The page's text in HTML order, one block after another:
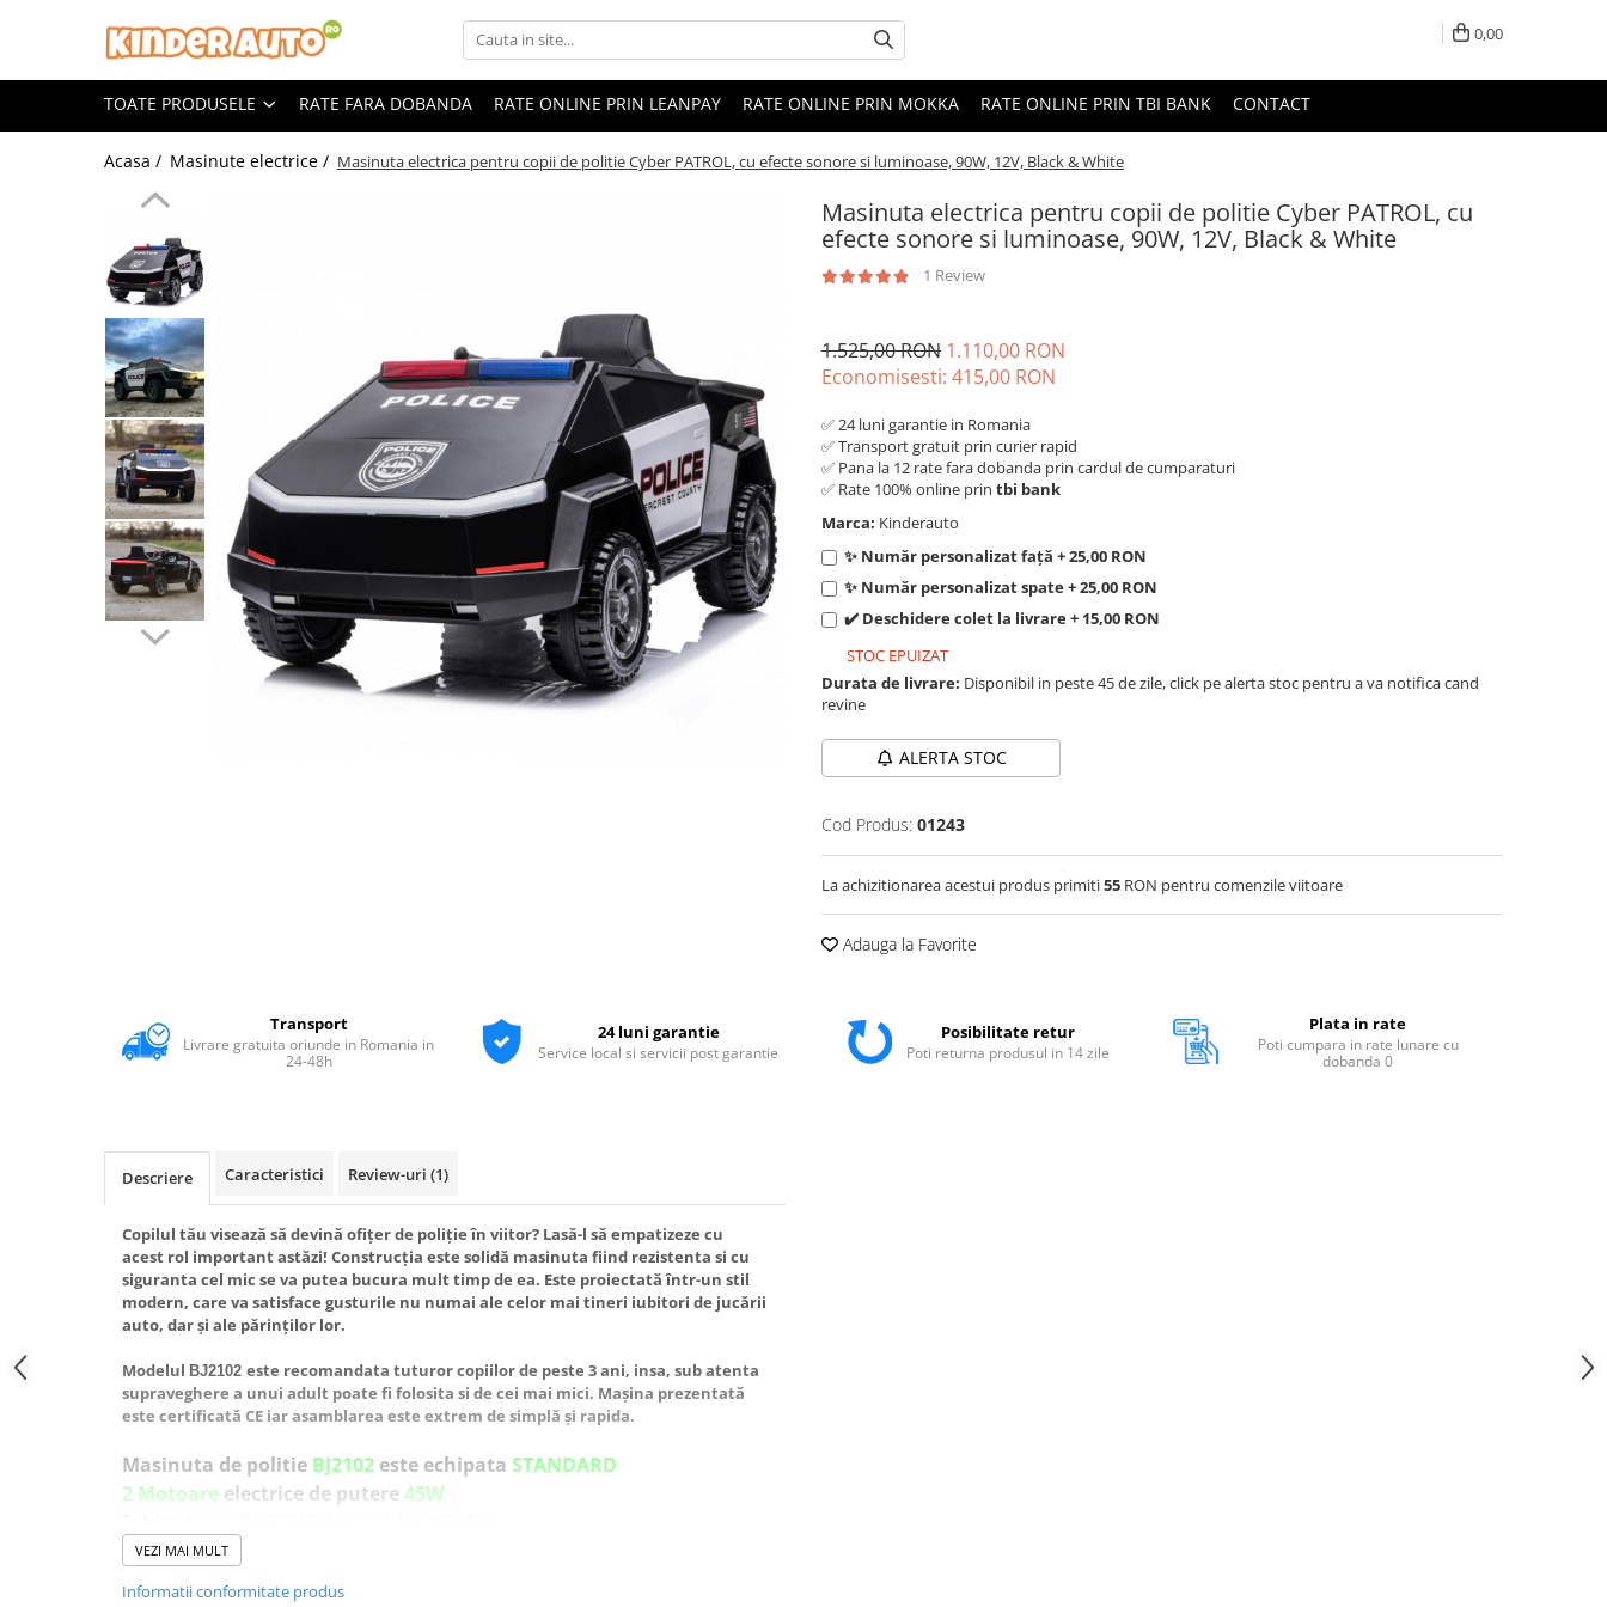
Toate Produsele
Produse in stoc
Masinute electrice
Motociclete electrice
Vehicule electrice adulti
Vehicule speciale copii
Motociclete Drift-Trike
Masinute electrice Mercedes
Masinute electrice tip SUV
Piese & Accesorii
Jucarii RC cu telecomanda
0,00
TOATE PRODUSELE RATE FARA DOBANDA RATE ONLINE PRIN LEANPAY RATE ONLINE PRIN MOKKA RATE ONLINE PRIN TBI BANK CONTACT
Acasa / Masinute electrice / Masinuta electrica pentru copii de politie Cyber PATROL, cu efecte sonore si luminoase, 90W, 12V, Black & White
Masinuta electrica pentru copii de politie Cyber PATROL, cu
efecte sonore si luminoase, 90W, 12V, Black & White
1 Review
1.525,00 RON 1.110,00 RON
Economisesti: 415,00 RON
✅ 24 luni garantie in Romania
✅ Transport gratuit prin curier rapid
✅ Pana la 12 rate fara dobanda prin cardul de cumparaturi
✅ Rate 100% online prin tbi bank
Marca: Kinderauto
✨ Număr personalizat față + 25,00 RON
✨ Număr personalizat spate + 25,00 RON
✔️ Deschidere colet la livrare + 15,00 RON
STOC EPUIZAT
Durata de livrare: Disponibil in peste 45 de zile, click pe alerta stoc pentru a va notifica cand
revine
ALERTA STOC
Cod Produs: 01243
La achizitionarea acestui produs primiti55 RON pentru comenzile viitoare
Adauga la Favorite
Transport
Livrare gratuita oriunde in Romania in
24-48h
24 luni garantie
Service local si servicii post garantie
Posibilitate retur
Poti returna produsul in 14 zile
Plata in rate
Poti cumpara in rate lunare cu
dobanda 0
Descriere Caracteristici Review-uri (1)
Copilul tău visează să devină ofițer de poliție în viitor? Lasă-l să empatizeze cu
acest rol important astăzi! Construcția este solidă masinuta fiind rezistenta si cu
siguranta cel mic se va putea bucura mult timp de ea. Este proiectată într-un stil
modern, care va satisface gusturile nu numai ale celor mai tineri iubitori de jucării
auto, dar și ale părinților lor.
Modelul BJ2102 este recomandata tuturor copiilor de peste 3 ani, insa, sub atenta
supraveghere a unui adult poate fi folosita si de cei mai mici. Mașina prezentată
este certificată CE iar asamblarea este extrem de simplă și rapida.
Masinuta de politie BJ2102 este echipata STANDARD
2 Motoare electrice de putere 45W
Scaun din plastic, cofortabil pentru copil
Roti din plastic cu banda de cauciuc pe jumatate
VEZI MAI MULT
Informatii conformitate produs